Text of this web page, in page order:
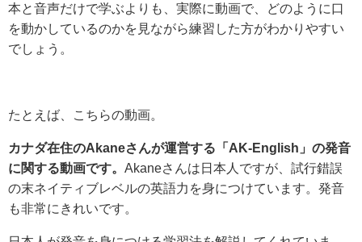
本と音声だけで学ぶよりも、実際に動画で、どのように口
を動かしているのかを見ながら練習した方がわかりやすい
でしょう。
たとえば、こちらの動画。
カナダ在住のAkaneさんが運営する「AK-English」の発音
に関する動画です。 Akaneさんは日本人ですが、試行錯誤
の末ネイティブレベルの英語力を身につけています。発音
も非常にきれいです。